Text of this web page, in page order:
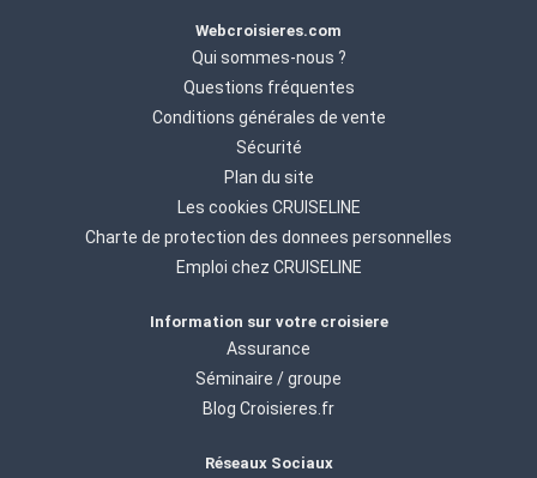
Webcroisieres.com
Qui sommes-nous ?
Questions fréquentes
Conditions générales de vente
Sécurité
Plan du site
Les cookies CRUISELINE
Charte de protection des donnees personnelles
Emploi chez CRUISELINE
Information sur votre croisiere
Assurance
Séminaire / groupe
Blog Croisieres.fr
Réseaux Sociaux